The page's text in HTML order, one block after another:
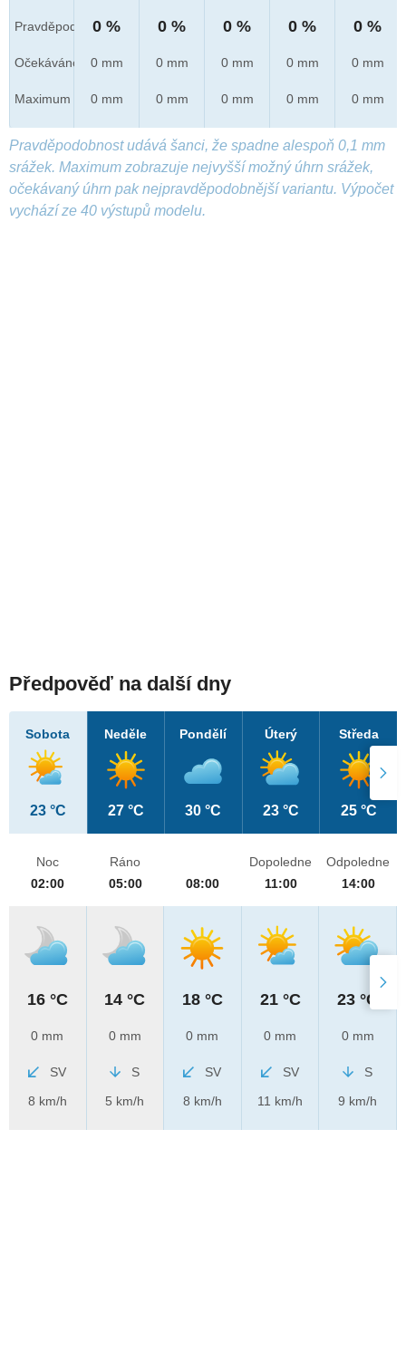
Pravděpod.
Očekáváno
Maximum
0 %
0 mm
0 mm
0 %
0 mm
0 mm
0 %
0 mm
0 mm
0 %
0 mm
0 mm
0 %
0 mm
0 mm
Pravděpodobnost udává šanci, že spadne alespoň 0,1 mm
srážek. Maximum zobrazuje nejvyšší možný úhrn srážek,
očekávaný úhrn pak nejpravděpodobnější variantu. Výpočet
vychází ze 40 výstupů modelu.
Předpověď na další dny
Sobota
23 °C
Neděle
27 °C
Pondělí
30 °C
Úterý
23 °C
Středa
25 °C
Noc
02:00
16 °C
0 mm
SV
8 km/h
Ráno
05:00
14 °C
0 mm
S
5 km/h
08:00
18 °C
0 mm
SV
8 km/h
Dopoledne
11:00
21 °C
0 mm
SV
11 km/h
Odpoledne
14:00
23 °C
0 mm
S
9 km/h